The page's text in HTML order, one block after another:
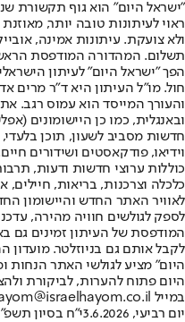
"ישראל היום" הוא גוף תקשורת
ראוי לעיתונות טובה יותר,
ולא צועקת. עיתונות אמינה,
הפך "ישראל היום" לעיתון
חול. מו"ל העיתון היא ד"ר מרים
והעורך המייסד הוא עמוס רגב.
חדשות מסביב לשעון, תוכן בלעדי,
וידיאו, פודקאסטים ושידורים
כוללות ערוצי חדשות ודעות,
לאוויר האתר החדש והיישומון
לספק לגולשים חוויה מהירה,
המודפסת של העיתון זמינים גם
לקבל אותם גם בניוזלטר. מועדון
היום" מציע לגולשי האתר הנחות
היום פתוח להערות, לביקורת
במייל hayom@israelhayom.co.il.
יום רביעי, 3.6.2026
י"ח בסיון